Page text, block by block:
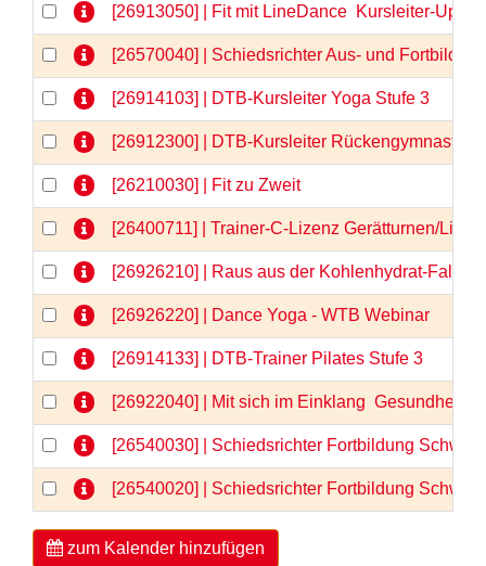
[26913050] | Fit mit LineDance  Kursleiter-
[26570040] | Schiedsrichter Aus- und
[26914103] | DTB-Kursleiter Yoga Stufe 3
[26912300] | DTB-Kursleiter Rückengymnastik
[26210030] | Fit zu Zweit
[26400711] | Trainer-C-Lizenz Gerätturnen/
[26926210] | Raus aus der Kohlenhydrat-Falle
[26926220] | Dance Yoga - WTB Webinar
[26914133] | DTB-Trainer Pilates Stufe 3
[26922040] | Mit sich im Einklang  Gesundheit
[26540030] | Schiedsrichter Fortbildung
[26540020] | Schiedsrichter Fortbildung
zum Kalender hinzufügen